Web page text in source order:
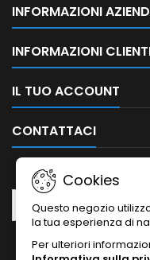
INFORMAZIONI
INFORMAZIONI
IL TUO ACCOUNT
CONTATTACI
Cookies
Questo negozio
la tua esperienza di
Per ulteriori